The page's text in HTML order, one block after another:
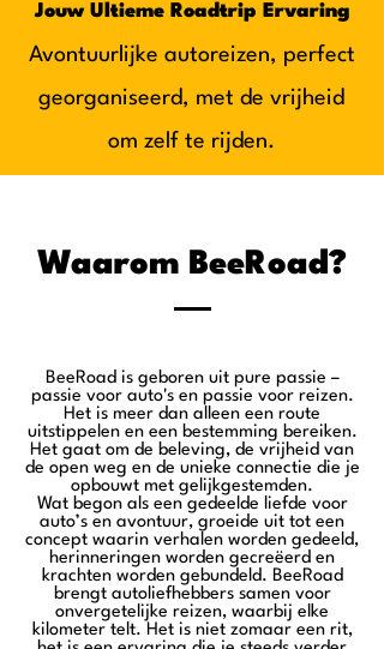
Jouw Ultieme Roadtrip Ervaring
Avontuurlijke autoreizen, perfect
georganiseerd, met de vrijheid
om zelf te rijden.
Waarom BeeRoad?
BeeRoad is geboren uit pure passie –
passie voor auto's en passie voor reizen.
Het is meer dan alleen een route
uitstippelen en een bestemming bereiken.
Het gaat om de beleving, de vrijheid van
de open weg en de unieke connectie die je
opbouwt met gelijkgestemden.
Wat begon als een gedeelde liefde voor
auto’s en avontuur, groeide uit tot een
concept waarin verhalen worden gedeeld,
herinneringen worden gecreëerd en
krachten worden gebundeld. BeeRoad
brengt autoliefhebbers samen voor
onvergetelijke reizen, waarbij elke
kilometer telt. Het is niet zomaar een rit,